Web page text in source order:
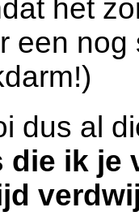
het
een nog
dus al
die ik je